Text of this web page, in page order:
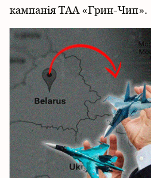
кампанія ТАА «Грин-Чип».